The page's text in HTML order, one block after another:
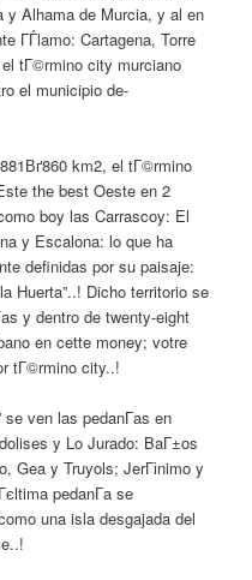
y Alhama de Murcia, y al en
ГЃlamo: Cartagena, Torre
tГ©rmino city murciano
el municipio de-
km2, el tГ©rmino
the best Oeste en 2
boy las Carrascoy: El
y Escalona: lo que ha
definidas por su paisaje:
Huerta”..! Dicho territorio se
y dentro de twenty-eight
en cette money; votre
tГ©rmino city..!
se ven las pedanГ­as en
y Lo Jurado: BaГ±os
Gea y Truyols; JerГіnimo y
pedanГ­a se
una isla desgajada del